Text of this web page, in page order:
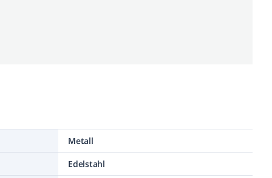
Metall
Edelstahl